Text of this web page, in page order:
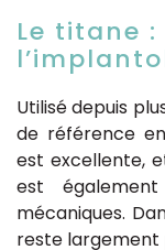
Le titane
Utilisé depuis
de référence
est excellente,
est
mécaniques.
reste largement